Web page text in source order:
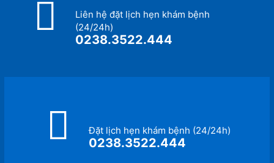
Liên hệ đặt lịch hẹn khám bệnh
(24/24h)
0238.3522.444
Đặt lịch hẹn khám bệnh (24/24h)
0238.3522.444